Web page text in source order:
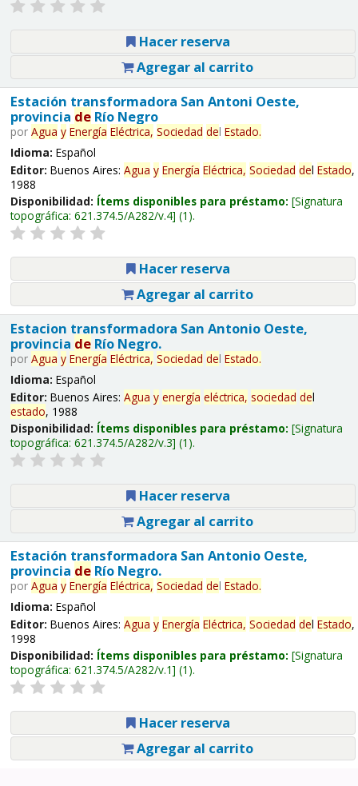
Hacer reserva
Agregar al carrito
Estación transformadora San Antoni Oeste,
provincia deRío Negro
por Agua y Energía Eléctrica, Sociedad del Estado.
Idioma: Español
Editor: Buenos Aires: Agua y Energía Eléctrica, Sociedad del Estado,
1988
Disponibilidad: Ítems disponibles para préstamo: Signatura
topográfica: 621.374.5/A282/v.4 (1).
Hacer reserva
Agregar al carrito
Estacion transformadora San Antonio Oeste,
provincia deRío Negro.
por Agua y Energía Eléctrica, Sociedad del Estado.
Idioma: Español
Editor: Buenos Aires: Agua y energía eléctrica, sociedad del
estado, 1988
Disponibilidad: Ítems disponibles para préstamo: Signatura
topográfica: 621.374.5/A282/v.3 (1).
Hacer reserva
Agregar al carrito
Estación transformadora San Antonio Oeste,
provincia deRío Negro.
por Agua y Energía Eléctrica, Sociedad del Estado.
Idioma: Español
Editor: Buenos Aires: Agua y Energía Eléctrica, Sociedad del Estado,
1998
Disponibilidad: Ítems disponibles para préstamo: Signatura
topográfica: 621.374.5/A282/v.1 (1).
Hacer reserva
Agregar al carrito